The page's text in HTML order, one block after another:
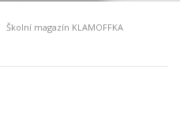
Školní magazín KLAMOFFKA